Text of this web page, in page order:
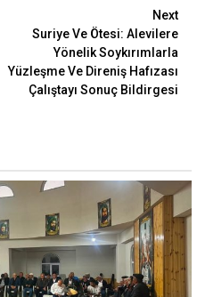
Next
Suriye Ve Ötesi: Alevilere
Yönelik Soykırımlarla
Yüzleşme Ve Direniş Hafızası
Çalıştayı Sonuç Bildirgesi